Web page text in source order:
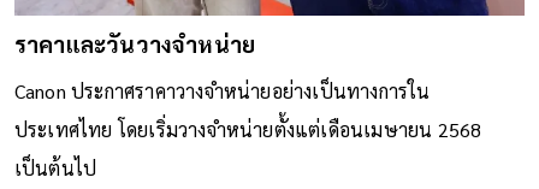
ราคาและวันวางจำหน่าย
Canon ประกาศราคาวางจำหน่ายอย่างเป็นทางการใน
ประเทศไทย โดยเริ่มวางจำหน่ายตั้งแต่เดือนเมษายน 2568
เป็นต้นไป